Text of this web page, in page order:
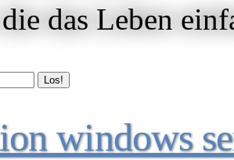
das Leben
windows